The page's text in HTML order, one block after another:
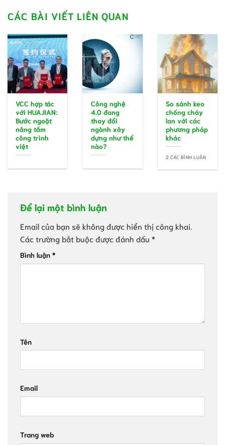
CÁC BÀI VIẾT LIÊN QUAN
VCC hợp tác
với HUAJIAN:
Bước ngoặt
nâng tầm
công trình
việt
Công nghệ
4.0 đang
thay đổi
ngành xây
dựng như thế
nào?
So sánh keo
chống cháy
lan với các
phương pháp
khác
2 CÁC BÌNH LUẬN
Để lại một bình luận
Email của bạn sẽ không được hiển thị công khai.
Các trường bắt buộc được đánh dấu *
Bình luận *
Tên
Email
Trang web